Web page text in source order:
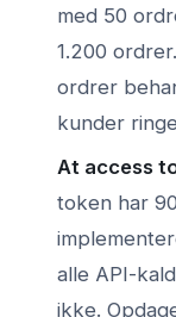
med 50
1.200
ordrer
kunder
At access
token har
alle API-
ikke.